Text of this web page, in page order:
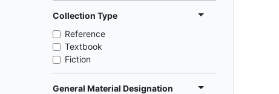
Collection Type
Reference
Textbook
Fiction
General Material Designation